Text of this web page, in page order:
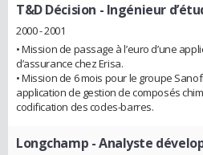
T&D Décision - Ingénieur
2000 - 2001
• Mission de passage à l’euro d’une
d’assurance chez Erisa.
• Mission de 6 mois pour le groupe
application de gestion de composés
codification des codes-barres.
Longchamp - Analyste